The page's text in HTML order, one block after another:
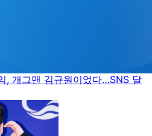
, 개그맨 김규원이었다…SNS 달